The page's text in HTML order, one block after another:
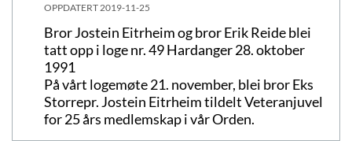
OPPDATERT 2019-11-25
Bror Jostein Eitrheim og bror Erik Reide blei
tatt opp i loge nr. 49 Hardanger 28. oktober
1991
På vårt logemøte 21. november, blei bror Eks
Storrepr. Jostein Eitrheim tildelt Veteranjuvel
for 25 års medlemskap i vår Orden.